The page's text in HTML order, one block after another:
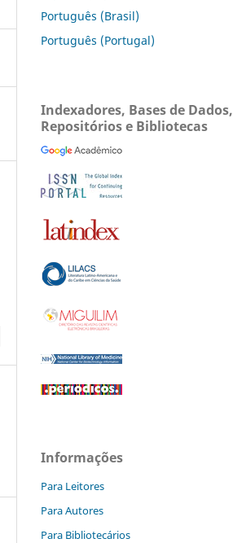
Português (Brasil)
Português (Portugal)
Indexadores, Bases de Dados,
Repositórios e Bibliotecas
Informações
Para Leitores
Para Autores
Para Bibliotecários